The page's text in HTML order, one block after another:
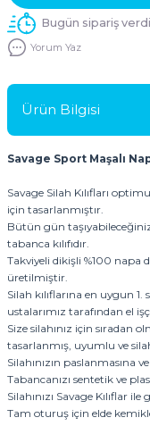
Bugün sipariş
Yorum Yaz
Ürün Bilgisi
Savage Sport Maşalı
Savage Silah Kılıfları
için tasarlanmıştır.
Bütün gün
tabanca kılıfıdır.
Takviyeli dikişli %100 napa
üretilmiştir.
Silah kılıflarına en uygun
ustalarımız tarafından el
Size silahınız için sıradan
tasarlanmış, uyumlu ve
Silahınızın paslanmasına
Tabancanızı sentetik ve
Silahınızı Savage Kılıflar ile
Tam oturuş için elde